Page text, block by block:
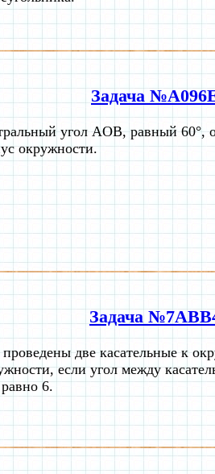
Задача
угол AOB, равный 60°,
окружности.
Задача
две касательные к
если угол между
6.